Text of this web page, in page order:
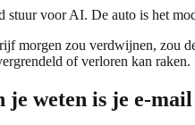
stuur voor AI. De auto is het
morgen zou verdwijnen, zou
of verloren kan raken.
je weten is je e-mail